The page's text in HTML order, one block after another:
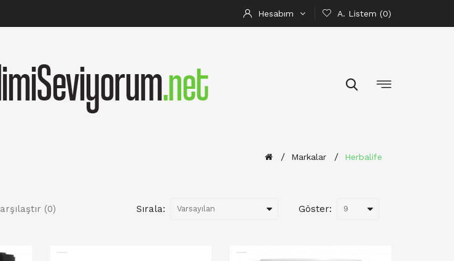
Hesabım A. Listem (0)
Markalar Herbalife
(0) Sırala: Göster: